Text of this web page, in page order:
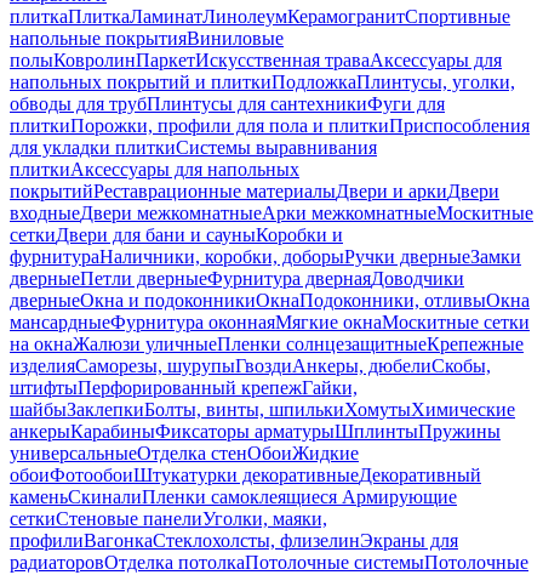
плиткаПлиткаЛаминатЛинолеумКерамогранитСпортивные
напольные покрытияВиниловые
полыКовролинПаркетИскусственная траваАксессуары для
напольных покрытий и плиткиПодложкаПлинтусы, уголки,
обводы для трубПлинтусы для сантехникиФуги для
плиткиПорожки, профили для пола и плиткиПриспособления
для укладки плиткиСистемы выравнивания
плиткиАксессуары для напольных
покрытийРеставрационные материалыДвери и аркиДвери
входныеДвери межкомнатныеАрки межкомнатныеМоскитные
сеткиДвери для бани и сауныКоробки и
фурнитураНаличники, коробки, доборыРучки дверныеЗамки
дверныеПетли дверныеФурнитура двернаяДоводчики
дверныеОкна и подоконникиОкнаПодоконники, отливыОкна
мансардныеФурнитура оконнаяМягкие окнаМоскитные сетки
на окнаЖалюзи уличныеПленки солнцезащитныеКрепежные
изделияСаморезы, шурупыГвоздиАнкеры, дюбелиСкобы,
штифтыПерфорированный крепежГайки,
шайбыЗаклепкиБолты, винты, шпилькиХомутыХимические
анкерыКарабиныФиксаторы арматурыШплинтыПружины
универсальныеОтделка стенОбоиЖидкие
обоиФотообоиШтукатурки декоративныеДекоративный
каменьСкиналиПленки самоклеящиеся Армирующие
сеткиСтеновые панелиУголки, маяки,
профилиВагонкаСтеклохолсты, флизелинЭкраны для
радиаторовОтделка потолкаПотолочные системыПотолочные